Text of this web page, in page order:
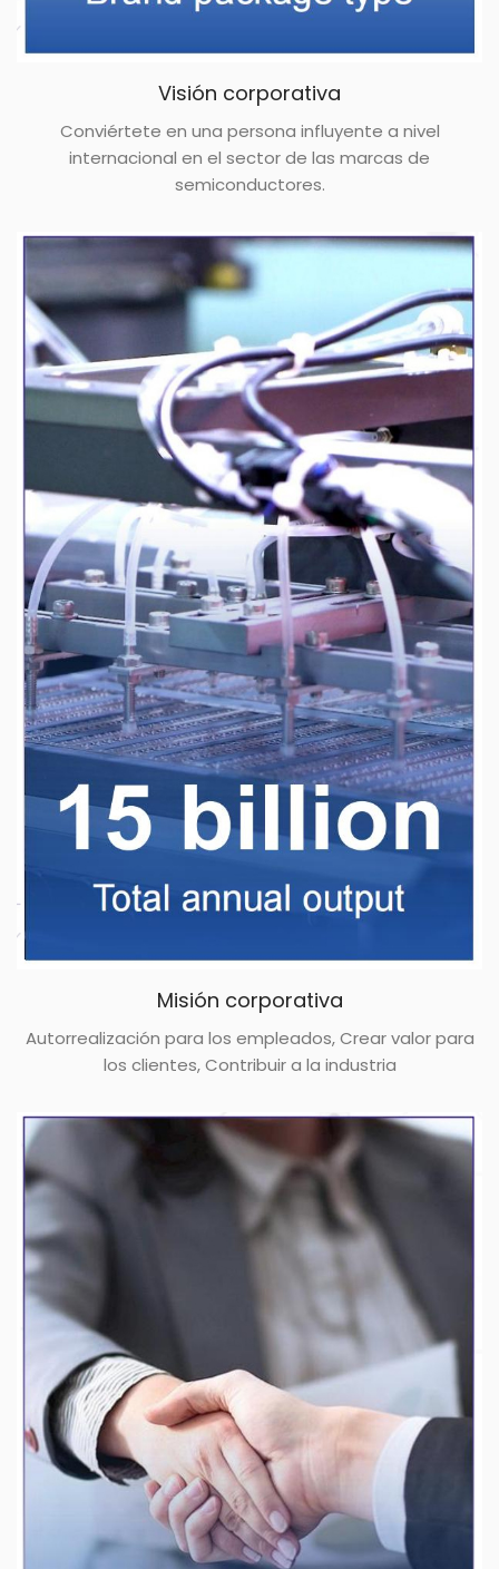
Visión corporativa
Conviértete en una persona influyente a nivel
internacional en el sector de las marcas de
semiconductores.
Misión corporativa
Autorrealización para los empleados, Crear valor para
los clientes, Contribuir a la industria